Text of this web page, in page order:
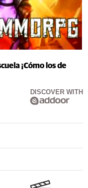
¡Cómo los de
DISCOVER WITH